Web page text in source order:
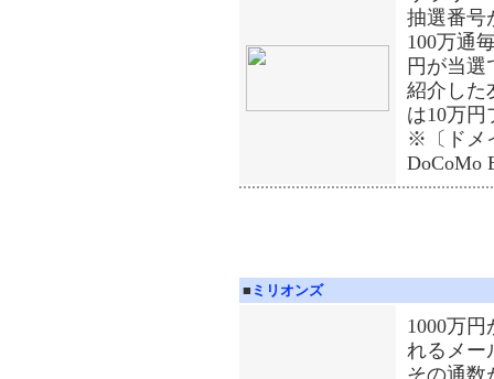
抽選番号
100万通
円が当選
紹介した
は10万円
※〔ドメ
DoCoMo
■ ミリオンズ
1000万
れるメー
その通数